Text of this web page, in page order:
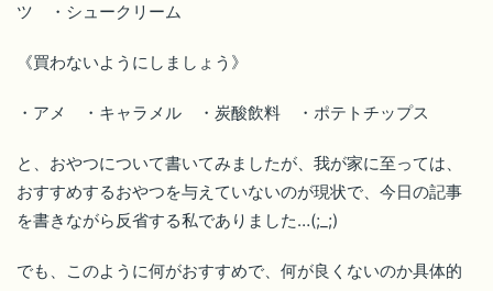
ツ ・シュークリーム
《買わないようにしましょう》
・アメ ・キャラメル ・炭酸飲料 ・ポテトチップス
と、おやつについて書いてみましたが、我が家に至っては、
おすすめするおやつを与えていないのが現状で、今日の記事
を書きながら反省する私でありました…(;_;)
でも、このように何がおすすめで、何が良くないのか具体的